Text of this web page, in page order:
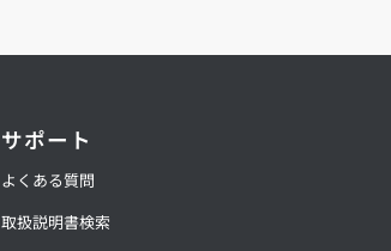
サポート
よくある質問
取扱説明書検索